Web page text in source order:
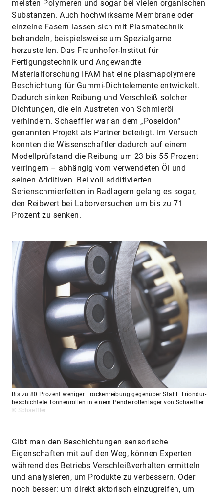
meisten Polymeren und sogar bei vielen organischen
Substanzen. Auch hochwirksame Membrane oder
einzelne Fasern lassen sich mit Plasmatechnik
behandeln, beispielsweise um Spezialgarne
herzustellen. Das Fraunhofer-Institut für
Fertigungstechnik und Angewandte
Materialforschung IFAM hat eine plasmapolymere
Beschichtung für ­Gummi-Dichtelemente entwickelt.
Dadurch sinken Reibung und Verschleiß solcher
Dichtungen, die ein Austreten von Schmieröl
verhindern. Schaeffler war an dem „Poseidon“
genannten Projekt als Partner beteiligt. Im Versuch
konnten die Wissenschaftler dadurch auf einem
Modellprüfstand die Reibung um 23 bis 55 Prozent
verringern – abhängig vom verwendeten Öl und
seinen Additiven. Bei voll additivierten
Serienschmierfetten in Radlagern gelang es sogar,
den Reibwert bei Laborversuchen um bis zu 71
Prozent zu senken.
Bis zu 80 Prozent weniger Trockenreibung gegenüber Stahl: Triondur-
beschichtete Tonnenrollen in einem Pendelrollenlager von Schaeffler
© Schaeffler
Gibt man den Beschichtungen sensorische
Eigenschaften mit auf den Weg, können Experten
während des Betriebs Verschleißverhalten ermitteln
und analysieren, um Produkte zu verbessern. Oder
noch besser: um direkt aktorisch einzugreifen, um